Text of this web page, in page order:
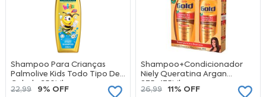
Shampoo Para Crianças
Palmolive Kids Todo Tipo De
Cabelo 350Ml
22,99 9% OFF
Shampoo+Condicionador
Niely Queratina Argan
275+175Ml
26,99 11% OFF